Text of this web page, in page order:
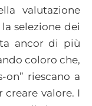
valutazione
selezione dei
ancor di più
coloro che,
on” riescano a
creare valore. I